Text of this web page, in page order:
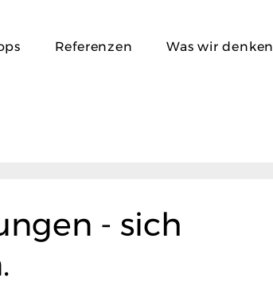
Referenzen Was wir denken
- sich